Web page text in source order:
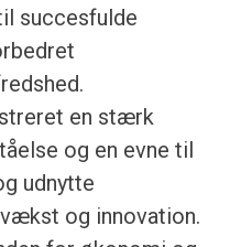
succesfulde
en stærk
og en evne til
udnytte
og innovation.